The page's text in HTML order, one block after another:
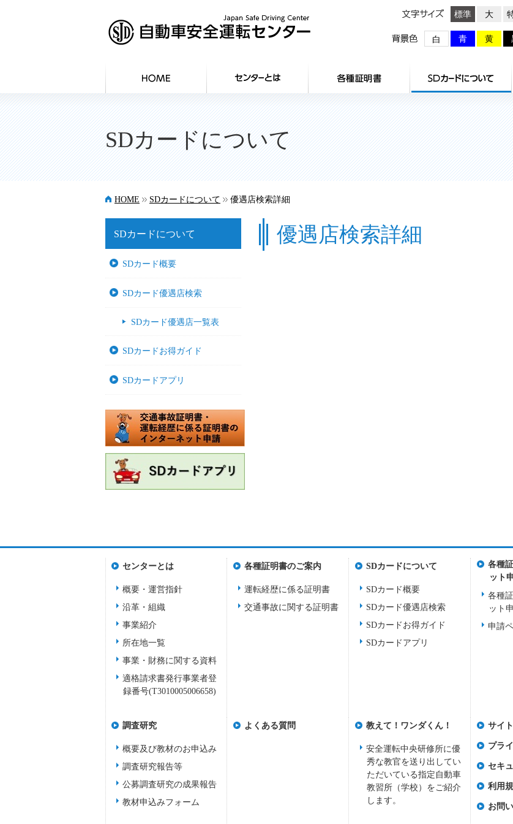
文字
標準 大
背景色
白 青 黄
SDカードについて
HOME >> SDカードについて >> 優遇店検索詳細
優遇店検索詳細
SDカードについて
SDカード概要
SDカード優遇店検索
SDカード優遇店一覧表
SDカードお得ガイド
SDカードアプリ
センターとは
概要・運営指針
沿革・組織
事業紹介
所在地一覧
事業・財務に関する資料
適格請求書発行事業者登
録番号(T3010005006658)
各種証明書のご案内
運転経歴に係る証明書
交通事故に関する証明書
SDカードについて
SDカード概要
SDカード優遇店検索
SDカードお得ガイド
SDカードアプリ
各種
ット
各種
ット
申請
調査研究
概要及び教材のお申込み
調査研究報告等
公募調査研究の成果報告
教材申込みフォーム
よくある質問 教えて！ワンダくん！
安全運転中央研修所に優
秀な教官を送り出してい
ただいている指定自動車
教習所（学校）をご紹介
します。
サイ
プラ
セキ
利用
お問